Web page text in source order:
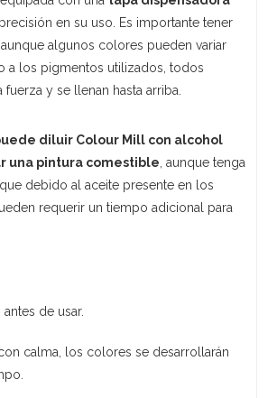
en su uso. Es importante tener
algunos colores pueden variar
a los pigmentos utilizados, todos
y se llenan hasta arriba.
diluir Colour Mill con alcohol
una pintura comestible , aunque tenga
debido al aceite presente en los
requerir un tiempo adicional para
de usar.
calma, los colores se desarrollarán